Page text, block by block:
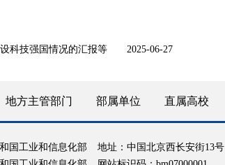
科技强国情况的汇报等 2025-06-27
地方主管部门 部属单位 直属高校
国工业和信息化部 地址：中国北京西长安街13号